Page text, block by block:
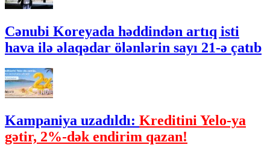
Cənubi Koreyada həddindən artıq isti
hava ilə əlaqədar ölənlərin sayı 21-ə çatıb
Kampaniya uzadıldı: Kreditini Yelo-ya
gətir, 2%-dək endirim qazan!